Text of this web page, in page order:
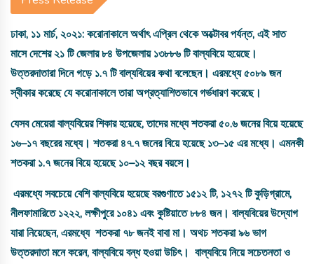
ঢাকা, ১১মার্চ,২০২১:করোনাকালেঅর্থাৎএপ্রিলথেকেঅক্টোবরপর্যন্ত,এইসাত
মাসেদেশের২১টিজেলার৮৪ উপজেলায় ১৩৮৮৬টিবাল্যবিয়েহয়েছে।
উত্তরদাতারাদিনেগড়ে ১.৭টিবাল্যবিয়েরকথাবলেছেন। এরমধ্যে৫০৮৯জন
স্বীকারকরেছেযেকরোনাকালেতারাঅপ্রত্যাশিতভাবেগর্ভধারণকরেছে।
যেসবমেয়েরাবাল্যবিয়েরশিকারহয়েছে,তাদেরমধ্যেশতকরা৫০.৬জনেরবিয়েহয়েছে
১৬–১৭বছরেরমধ্যে। শতকরা ৪৭.৭জনেরবিয়েহয়েছে ১৩–১৫এরমধ্যে। এমনকী
শতকরা ১.৭জনেরবিয়েহয়েছে ১০–১২বছরবয়সে।
এরমধ্যেসবচেয়েবেশিবাল্যবিয়েহয়েছেবরগুণাতে ১৫১২টি, ১২৭২টিকুড়িগ্রামে,
নীলফামারিতে ১২২২,লক্ষীপুরে ১০৪১এবংকুষ্টিয়াতে৮৮৪ জন। বাল্যবিয়েরউদ্যোগ
যারানিয়েছেন,এরমধ্যে শতকরা ৭৮জনইবাবামা। অথচশতকরা৯৬ভাগ
উত্তরদাতামনেকরেন,বাল্যবিয়েবন্ধহওয়াউচিৎ। বাল্যবিয়েনিয়েসচেতনতাও